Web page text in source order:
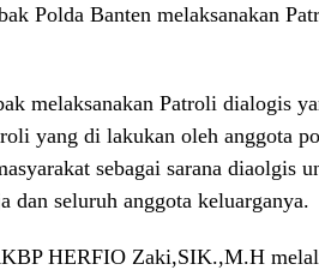
Polda Banten melaksanakan
melaksanakan Patroli dialogis
yang di lakukan oleh anggota
sebagai sarana diaolgis
dan seluruh anggota keluarganya.
HERFIO Zaki,SIK.,M.H